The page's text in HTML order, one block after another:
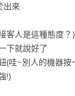
出來
客人是這種態度？)
下就說好了
(哇~別人的機器
!)